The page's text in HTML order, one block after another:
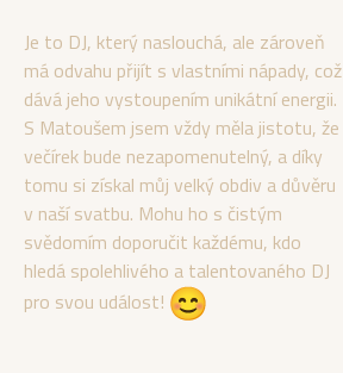
Je to DJ, který naslouchá, ale zároveň
má odvahu přijít s vlastními nápady, což
dává jeho vystoupením unikátní energii.
S Matoušem jsem vždy měla jistotu, že
večírek bude nezapomenutelný, a díky
tomu si získal můj velký obdiv a důvěru
v naší svatbu. Mohu ho s čistým
svědomím doporučit každému, kdo
hledá spolehlivého a talentovaného DJ
pro svou událost!